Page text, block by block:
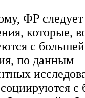
ФР следует
которые,
с
по данным
с